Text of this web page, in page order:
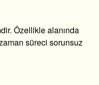
Özellikle alanında
süreci sorunsuz